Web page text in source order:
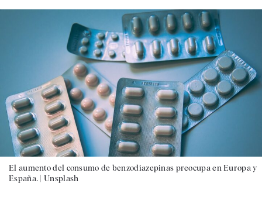
El aumento del consumo de benzodiazepinas preocupa en Europa y
España. | Unsplash